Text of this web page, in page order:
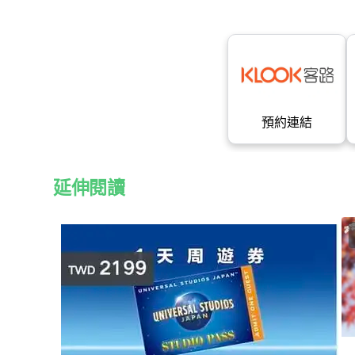
預約連結
延伸閱讀